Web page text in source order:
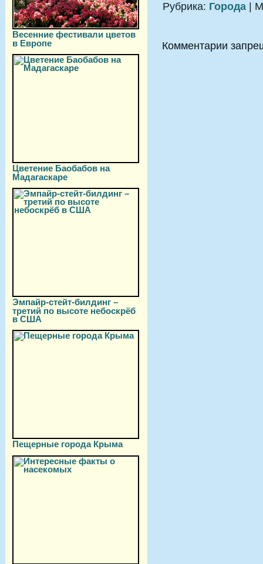
Весенние фестивали цветов
в Европе
Цветение Баобабов на
Мадагаскаре
Эмпайр-стейт-билдинг –
третий по высоте небоскрёб
в США
Пещерные города Крыма
Рубрика: Города |
Комментарии